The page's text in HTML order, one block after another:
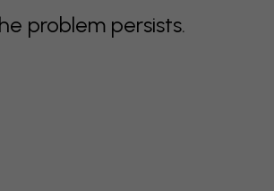
problem persists.